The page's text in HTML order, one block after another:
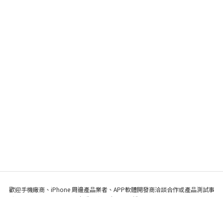
歡迎手機廠商、iPhone 周邊產品業者、APP軟體開發商洽談合作或產品測試事